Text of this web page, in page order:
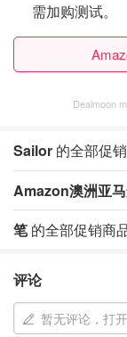
需加购测试。
Dealmoon
Sailor 的全部促
Amazon澳洲亚
笔的全部促销商
评论
暂无评论，打